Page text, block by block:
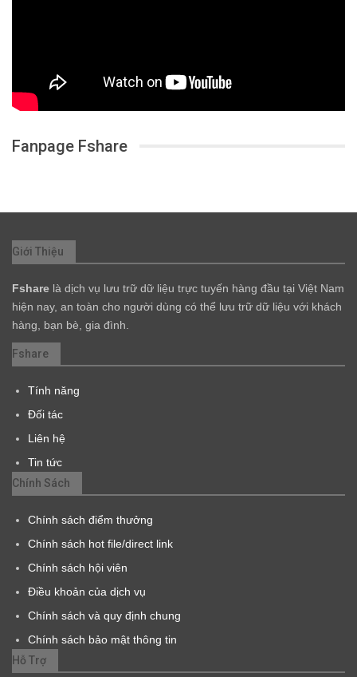
Fanpage Fshare
Giới Thiệu
Fshare là dịch vụ lưu trữ dữ liệu trực tuyến hàng đầu tại Việt Nam
hiện nay, an toàn cho người dùng có thể lưu trữ dữ liệu với khách
hàng, bạn bè, gia đình.
Fshare
Tính năng
Đối tác
Liên hệ
Tin tức
Chính Sách
Chính sách điểm thưởng
Chính sách hot file/direct link
Chính sách hội viên
Điều khoản của dịch vụ
Chính sách và quy định chung
Chính sách bảo mật thông tin
Hỗ Trợ